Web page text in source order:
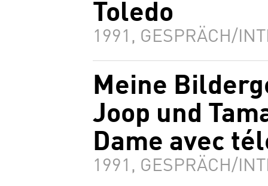
Toledo
1991, GESPRÄCH/
Meine
Joop und
Dame avec
1991, GESPRÄCH/